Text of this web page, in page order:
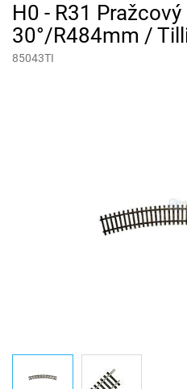
H0 - R31
30°/R484mm /
85043TI